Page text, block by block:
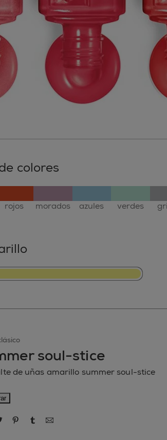
colores
rojos morados azules verdes
soul-stice
de uñas amarillo summer soul-stice
por Facebook
compartir por Twitter
compartir por Pinterest
compartir por Tumblr